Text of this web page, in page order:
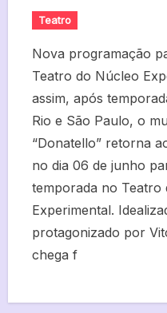
Teatro
Nova programação
Teatro do Núcleo
assim, após
Rio e São Paulo, o
“Donatello” retorna
no dia 06 de junho
temporada no Teatro
Experimental.
protagonizado por
chega f